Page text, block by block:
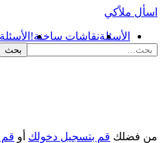
اسأل ملاًكي
الأسئلةنقاشات ساخنة!
من فضلك قم بتسجيل دخولك أو